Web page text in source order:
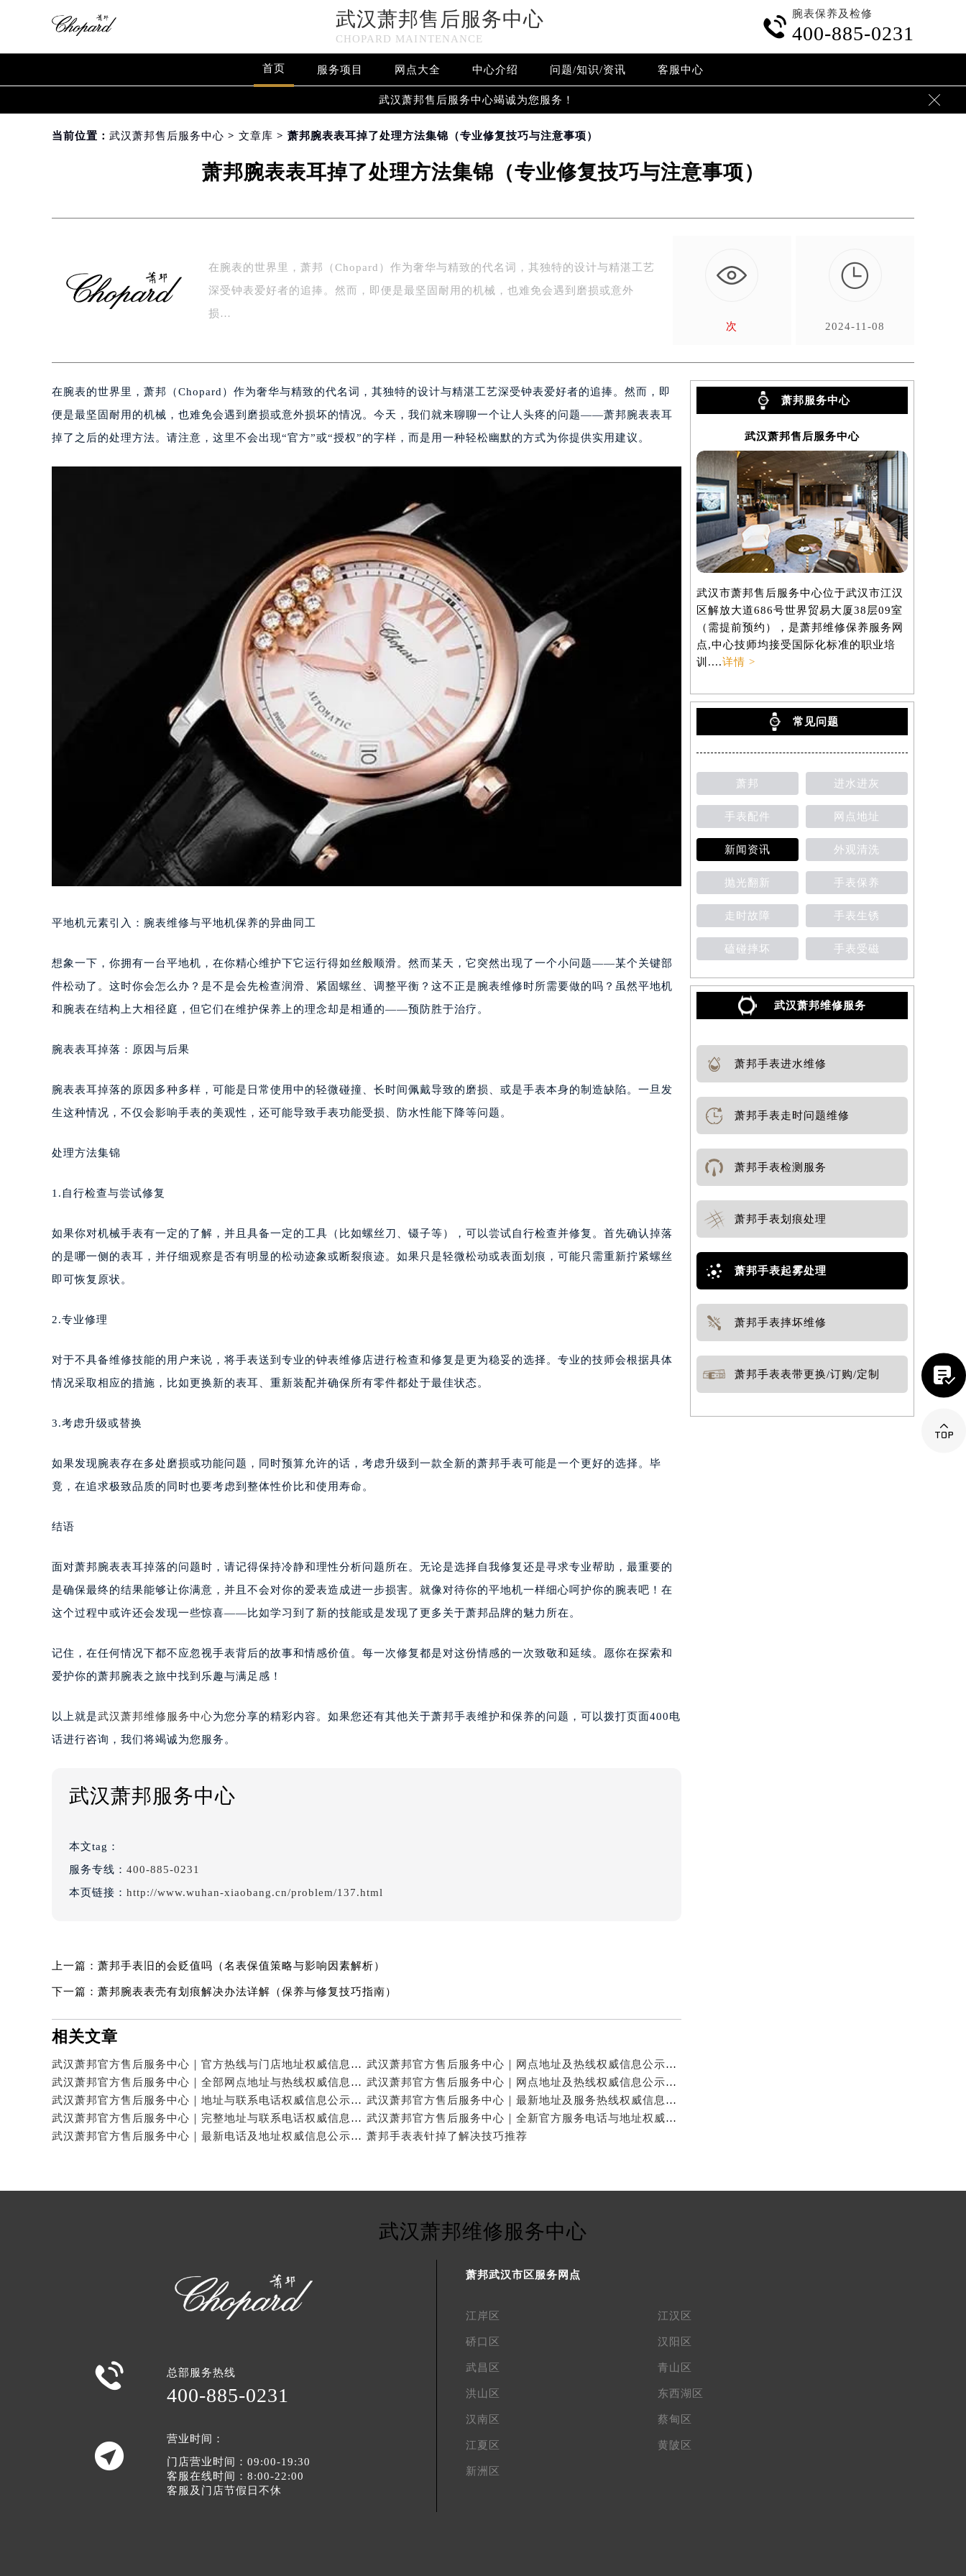
武汉萧邦售后服务中心
CHOPARD MAINTENANCE

腕表保养及检修
400-885-0231
首页 服务项目 网点大全 中心介绍 问题/知识/资讯 客服中心
武汉萧邦售后服务中心竭诚为您服务！ 
当前位置： 武汉萧邦售后服务中心 > 文章库 > 萧邦腕表表耳掉了处理方法集锦（专业修复技巧与注意事项）
萧邦腕表表耳掉了处理方法集锦（专业修复技巧与注意事项）
在腕表的世界里，萧邦（Chopard）作为奢华与精致的代名词，其独特的设计与精湛工艺
深受钟表爱好者的追捧。然而，即便是最坚固耐用的机械，也难免会遇到磨损或意外
损…
次

2024-11-08
在腕表的世界里，萧邦（Chopard）作为奢华与精致的代名词，其独特的设计与精湛工艺深受钟表爱好者的追捧。然而，即
便是最坚固耐用的机械，也难免会遇到磨损或意外损坏的情况。今天，我们就来聊聊一个让人头疼的问题——萧邦腕表表耳
掉了之后的处理方法。请注意，这里不会出现“官方”或“授权”的字样，而是用一种轻松幽默的方式为你提供实用建议。
平地机元素引入：腕表维修与平地机保养的异曲同工
想象一下，你拥有一台平地机，在你精心维护下它运行得如丝般顺滑。然而某天，它突然出现了一个小问题——某个关键部
件松动了。这时你会怎么办？是不是会先检查润滑、紧固螺丝、调整平衡？这不正是腕表维修时所需要做的吗？虽然平地机
和腕表在结构上大相径庭，但它们在维护保养上的理念却是相通的——预防胜于治疗。
腕表表耳掉落：原因与后果
腕表表耳掉落的原因多种多样，可能是日常使用中的轻微碰撞、长时间佩戴导致的磨损、或是手表本身的制造缺陷。一旦发
生这种情况，不仅会影响手表的美观性，还可能导致手表功能受损、防水性能下降等问题。
处理方法集锦
1.自行检查与尝试修复
如果你对机械手表有一定的了解，并且具备一定的工具（比如螺丝刀、镊子等），可以尝试自行检查并修复。首先确认掉落
的是哪一侧的表耳，并仔细观察是否有明显的松动迹象或断裂痕迹。如果只是轻微松动或表面划痕，可能只需重新拧紧螺丝
即可恢复原状。
2.专业修理
对于不具备维修技能的用户来说，将手表送到专业的钟表维修店进行检查和修复是更为稳妥的选择。专业的技师会根据具体
情况采取相应的措施，比如更换新的表耳、重新装配并确保所有零件都处于最佳状态。
3.考虑升级或替换
如果发现腕表存在多处磨损或功能问题，同时预算允许的话，考虑升级到一款全新的萧邦手表可能是一个更好的选择。毕
竟，在追求极致品质的同时也要考虑到整体性价比和使用寿命。
结语
面对萧邦腕表表耳掉落的问题时，请记得保持冷静和理性分析问题所在。无论是选择自我修复还是寻求专业帮助，最重要的
是确保最终的结果能够让你满意，并且不会对你的爱表造成进一步损害。就像对待你的平地机一样细心呵护你的腕表吧！在
这个过程中或许还会发现一些惊喜——比如学习到了新的技能或是发现了更多关于萧邦品牌的魅力所在。
记住，在任何情况下都不应忽视手表背后的故事和情感价值。每一次修复都是对这份情感的一次致敬和延续。愿你在探索和
爱护你的萧邦腕表之旅中找到乐趣与满足感！
以上就是武汉萧邦维修服务中心为您分享的精彩内容。如果您还有其他关于萧邦手表维护和保养的问题，可以拨打页面400电
话进行咨询，我们将竭诚为您服务。
武汉萧邦服务中心
本文tag：
服务专线： 400-885-0231
本页链接： http://www.wuhan-xiaobang.cn/problem/137.html
上一篇： 萧邦手表旧的会贬值吗（名表保值策略与影响因素解析）
下一篇： 萧邦腕表表壳有划痕解决办法详解（保养与修复技巧指南）
相关文章
武汉萧邦官方售后服务中心｜官方热线与门店地址权威信息公示（2026年6月最新）
武汉萧邦官方售后服务中心｜网点地址及热线权威信息公示（2026年6月最新）
武汉萧邦官方售后服务中心｜全部网点地址与热线权威信息公示（2026年6月最新）
武汉萧邦官方售后服务中心｜网点地址及热线权威信息公示（2026年6月最新）
武汉萧邦官方售后服务中心｜地址与联系电话权威信息公示（2026年6月最新）
武汉萧邦官方售后服务中心｜最新地址及服务热线权威信息公示（2026年6月最新）
武汉萧邦官方售后服务中心｜完整地址与联系电话权威信息公示（2026年6月最新）
武汉萧邦官方售后服务中心｜全新官方服务电话与地址权威信息公示（2026年6月最新）
武汉萧邦官方售后服务中心｜最新电话及地址权威信息公示（2026年6月最新） 萧邦手表表针掉了解决技巧推荐
萧邦服务中心
武汉萧邦售后服务中心
武汉市萧邦售后服务中心位于武汉市江汉
区解放大道686号世界贸易大厦38层09室
（需提前预约），是萧邦维修保养服务网
点,中心技师均接受国际化标准的职业培
训....详情 >
常见问题
萧邦 进水进灰
手表配件 网点地址
新闻资讯 外观清洗
抛光翻新 手表保养
走时故障 手表生锈
磕碰摔坏 手表受磁
武汉萧邦维修服务
萧邦手表进水维修
萧邦手表走时问题维修
萧邦手表检测服务
萧邦手表划痕处理
萧邦手表起雾处理
萧邦手表摔坏维修
萧邦手表表带更换/订购/定制
武汉萧邦维修服务中心
 总部服务热线
400-885-0231

营业时间：
门店营业时间：09:00-19:30
客服在线时间：8:00-22:00
客服及门店节假日不休
萧邦武汉市区服务网点
江岸区 江汉区
硚口区 汉阳区
武昌区 青山区
洪山区 东西湖区
汉南区 蔡甸区
江夏区 黄陂区
新洲区

